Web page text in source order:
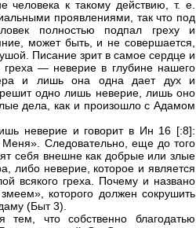
человека к такому действию, т. е.
проявлениями, так что под
полностью подпал греху и
может быть, и не совершается,
Писание зрит в самое сердце и
греха — неверие в глубине нашего
и лишь она одна дает дух и
одно лишь неверие, лишь оно
дела, как и произошло с Адамом
неверие и говорит в Ин 16 [:8]:
Следовательно, еще до того
себя внешне как добрые или злые
либо неверие, которое и является
всякого греха. Почему и названо
которого должен сокрушить
(Быт 3).
тем, что собственно благодатью